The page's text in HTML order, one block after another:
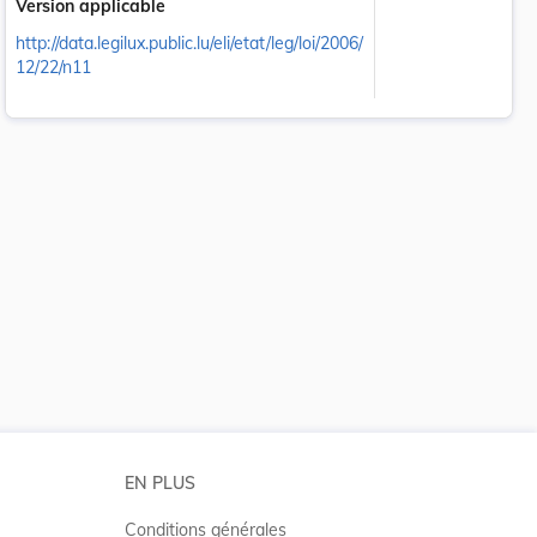
Version applicable
http://data.legilux.public.lu/eli/etat/leg/loi/2006/
12/22/n11
EN PLUS
Conditions générales